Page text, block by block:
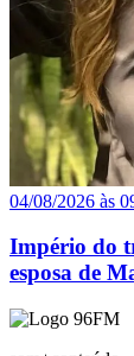
04/08/2026 às
Império do
esposa de